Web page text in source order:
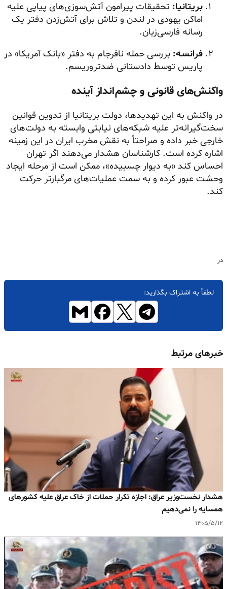
بریتانیا: تحقیقات پیرامون آتش‌سوزی‌های پیاپی علیه
اماکن یهودی در لندن و تلاش برای آتش‌زدن دفتر یک
رسانه فارسی‌زبان.
فرانسـه: بررسی حمله نافرجام به دفتر «بانک آمریکا» در
پاریس توسط دادستانی ضدتروریسم.
واکنش‌های قانونی و چشم‌انداز آینده
در واکنش به این تهدیدها، دولت بریتانیا از تدوین قوانین
سخت‌گیرانه‌تر علیه شبکه‌های نیابتی وابسته به دولت‌های
خارجی خبر داده و صراحتاً به نقش مخرب ایران در این زمینه
اشاره کرده است. کارشناسان هشدار می‌دهند اگر تهران
احساس کند «به دیوار چسبیده»، ممکن است از مرحله ایجاد
وحشت عبور کرده و به سمت عملیات‌های مرگبارتر حرکت
کند.
در
لطفاً به اشتراک بگذارید:
خبرهای مرتبط
هشدار نخست‌وزیر عراق: اجازه تکرار حملات از خاک عراق علیه کشورهای
همسایه را نمی‌دهیم
۱۴۰۵/۵/۱۲